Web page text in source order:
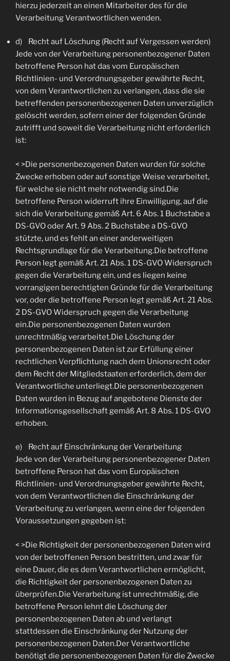
hierzu jederzeit an einen Mitarbeiter des für die
Verarbeitung Verantwortlichen wenden.
d) Recht auf Löschung (Recht auf Vergessen werden)
Jede von der Verarbeitung personenbezogener Daten
betroffene Person hat das vom Europäischen
Richtlinien- und Verordnungsgeber gewährte Recht,
von dem Verantwortlichen zu verlangen, dass die sie
betreffenden personenbezogenen Daten unverzüglich
gelöscht werden, sofern einer der folgenden Gründe
zutrifft und soweit die Verarbeitung nicht erforderlich
ist:
< >Die personenbezogenen Daten wurden für solche
Zwecke erhoben oder auf sonstige Weise verarbeitet,
für welche sie nicht mehr notwendig sind.Die
betroffene Person widerruft ihre Einwilligung, auf die
sich die Verarbeitung gemäß Art. 6 Abs. 1 Buchstabe a
DS-GVO oder Art. 9 Abs. 2 Buchstabe a DS-GVO
stützte, und es fehlt an einer anderweitigen
Rechtsgrundlage für die Verarbeitung.Die betroffene
Person legt gemäß Art. 21 Abs. 1 DS-GVO Widerspruch
gegen die Verarbeitung ein, und es liegen keine
vorrangigen berechtigten Gründe für die Verarbeitung
vor, oder die betroffene Person legt gemäß Art. 21 Abs.
2 DS-GVO Widerspruch gegen die Verarbeitung
ein.Die personenbezogenen Daten wurden
unrechtmäßig verarbeitet.Die Löschung der
personenbezogenen Daten ist zur Erfüllung einer
rechtlichen Verpflichtung nach dem Unionsrecht oder
dem Recht der Mitgliedstaaten erforderlich, dem der
Verantwortliche unterliegt.Die personenbezogenen
Daten wurden in Bezug auf angebotene Dienste der
Informationsgesellschaft gemäß Art. 8 Abs. 1 DS-GVO
erhoben.
e) Recht auf Einschränkung der Verarbeitung
Jede von der Verarbeitung personenbezogener Daten
betroffene Person hat das vom Europäischen
Richtlinien- und Verordnungsgeber gewährte Recht,
von dem Verantwortlichen die Einschränkung der
Verarbeitung zu verlangen, wenn eine der folgenden
Voraussetzungen gegeben ist:
< >Die Richtigkeit der personenbezogenen Daten wird
von der betroffenen Person bestritten, und zwar für
eine Dauer, die es dem Verantwortlichen ermöglicht,
die Richtigkeit der personenbezogenen Daten zu
überprüfen.Die Verarbeitung ist unrechtmäßig, die
betroffene Person lehnt die Löschung der
personenbezogenen Daten ab und verlangt
stattdessen die Einschränkung der Nutzung der
personenbezogenen Daten.Der Verantwortliche
benötigt die personenbezogenen Daten für die Zwecke